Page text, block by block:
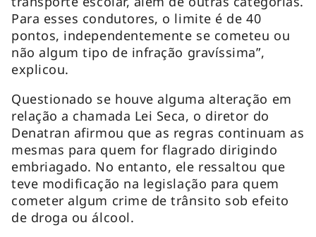
Para esses condutores, o limite é de 40
pontos, independentemente se cometeu ou
não algum tipo de infração gravíssima”,
explicou.
Questionado se houve alguma alteração em
relação a chamada Lei Seca, o diretor do
Denatran afirmou que as regras continuam as
mesmas para quem for flagrado dirigindo
embriagado. No entanto, ele ressaltou que
teve modificação na legislação para quem
cometer algum crime de trânsito sob efeito
de droga ou álcool.